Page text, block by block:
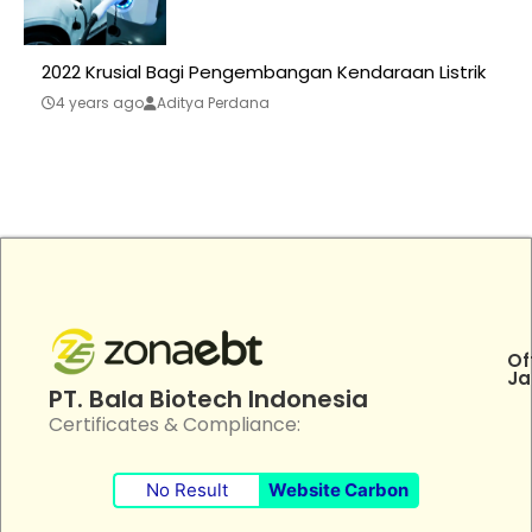
2022 Krusial Bagi Pengembangan Kendaraan Listrik
4 years ago Aditya Perdana
PT. Bala Biotech Indonesia
Certificates & Compliance:
No Result Website Carbon